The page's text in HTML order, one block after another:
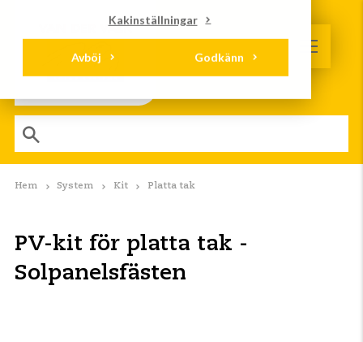
Kakinställningar
Godkänn
Avböj
Hem System Kit Platta tak
PV-kit för platta tak -
Solpanelsfästen